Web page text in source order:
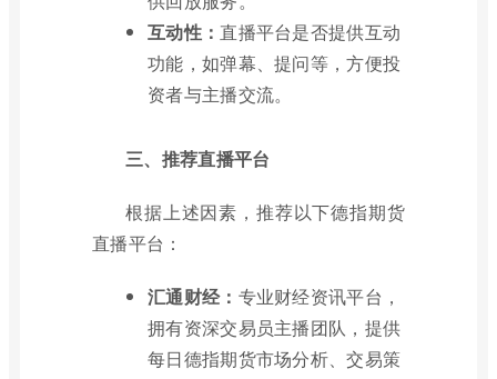
互动性： 直播平台是否提供互动
功能，如弹幕、提问等，方便投
资者与主播交流。
三、推荐直播平台
根据上述因素，推荐以下德指期货
直播平台：
汇通财经： 专业财经资讯平台，
拥有资深交易员主播团队，提供
每日德指期货市场分析、交易策